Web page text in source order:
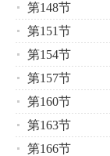
第148节
第151节
第154节
第157节
第160节
第163节
第166节